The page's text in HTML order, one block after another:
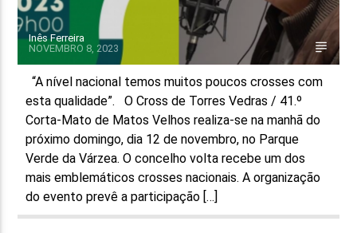
ON FM
Inês Ferreira
NOVEMBRO 8, 2023
“A nível nacional temos muitos poucos crosses com
esta qualidade”. O Cross de Torres Vedras / 41.º
Corta-Mato de Matos Velhos realiza-se na manhã do
próximo domingo, dia 12 de novembro, no Parque
Verde da Várzea. O concelho volta recebe um dos
mais emblemáticos crosses nacionais. A organização
do evento prevê a participação […]